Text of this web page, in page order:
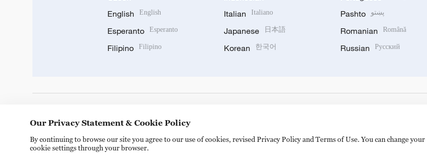
English English
Esperanto Esperanto
Filipino Filipino
Italian Italiano
Japanese 日本語
Korean 한국어
Pashto پښتو
Romanian Română
Russian Русский
Our Privacy Statement & Cookie Policy
By continuing to browse our site you agree to our use of cookies, revised Privacy Policy and Terms of Use. You can change your
cookie settings through your browser.